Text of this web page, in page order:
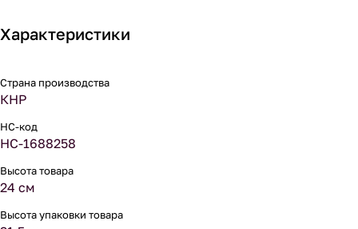
Характеристики
Страна производства
КНР
НС-код
НС-1688258
Высота товара
24 см
Высота упаковки товара